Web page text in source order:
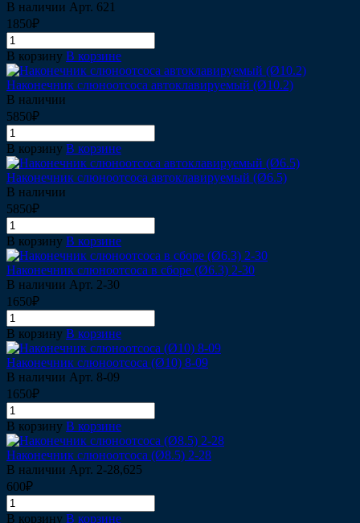
В наличии Арт. 621
1850₽
В корзину В корзине
Наконечник слюноотсоса автоклавируемый (Ø10.2)
В наличии
5850₽
В корзину В корзине
Наконечник слюноотсоса автоклавируемый (Ø6.5)
В наличии
5850₽
В корзину В корзине
Наконечник слюноотсоса в сборе (Ø6.3) 2-30
В наличии Арт. 2-30
1650₽
В корзину В корзине
Наконечник слюноотсоса (Ø10) 8-09
В наличии Арт. 8-09
1650₽
В корзину В корзине
Наконечник слюноотсоса (Ø8.5) 2-28
В наличии Арт. 2-28,625
600₽
В корзину В корзине